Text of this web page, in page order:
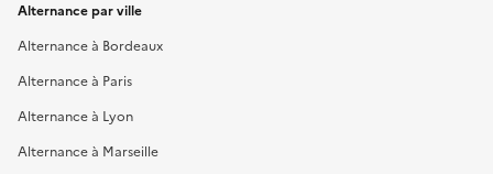
Alternance par ville
Alternance à Bordeaux
Alternance à Paris
Alternance à Lyon
Alternance à Marseille